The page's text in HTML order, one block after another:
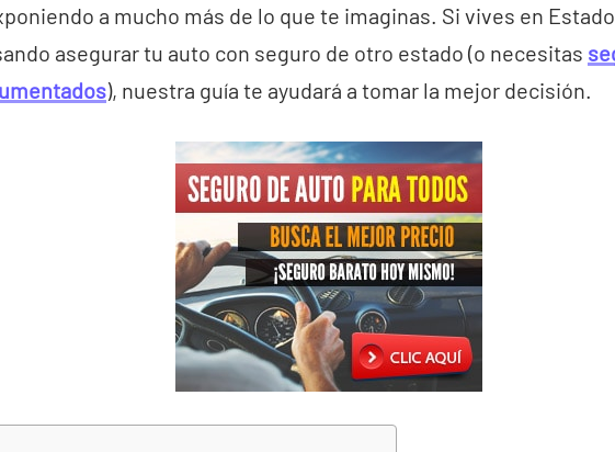
a mucho más de lo que te imaginas. Si vives en
asegurar tu auto con seguro de otro estado (o necesitas
), nuestra guía te ayudará a tomar la mejor decisión.